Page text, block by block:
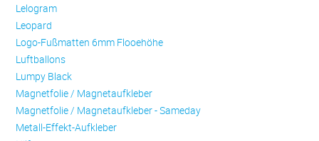
Lelogram
Leopard
Logo-Fußmatten 6mm Flooehöhe
Luftballons
Lumpy Black
Magnetfolie / Magnetaufkleber
Magnetfolie / Magnetaufkleber - Sameday
Metall-Effekt-Aufkleber